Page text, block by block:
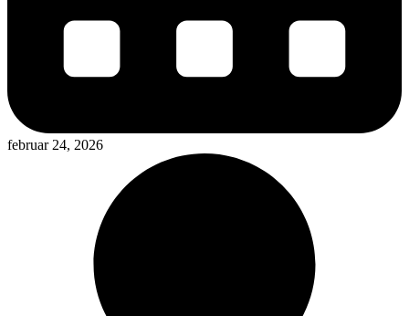
februar 24, 2026